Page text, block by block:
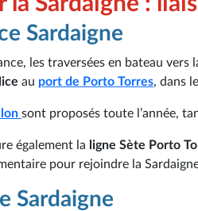
Sardaigne
les traversées en bateau vers
au port de Porto Torres, dans
sont proposés toute l’année,
également la ligne Sète Porto
pour rejoindre la
Sardaigne